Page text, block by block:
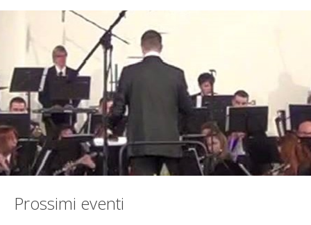
Prossimi eventi